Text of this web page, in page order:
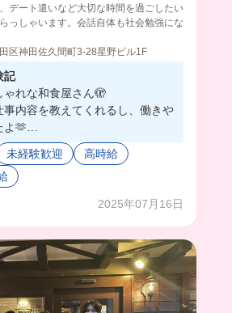
デート遣いなど大切な時間を過ごしたい
っしゃいます。会話自体も社会勉強にな
区神田佐久間町3-28星野ビル1F
記
ゃれな和食屋さん🫣
事内容を教えてくれるし、働きや
よ🫶
プンしたばかりだから、綺麗な
う！！
店の隣にある別邸でアルバイト募
に出勤して、21:30に退勤してい
の和食屋でバイト始めちゃお🌟
未経験歓迎
高時給
2025年07月16日